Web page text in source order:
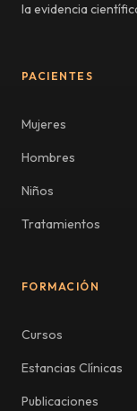
la evidencia
PACIENTES
Mujeres
Hombres
Niños
Tratamientos
FORMACIÓN
Cursos
Estancias Clínicas
Publicaciones